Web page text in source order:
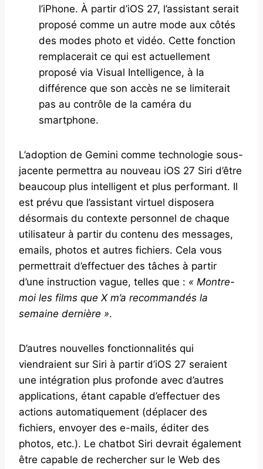
l’iPhone. À partir d’iOS 27, l’assistant serait
proposé comme un autre mode aux côtés
des modes photo et vidéo. Cette fonction
remplacerait ce qui est actuellement
proposé via Visual Intelligence, à la
différence que son accès ne se limiterait
pas au contrôle de la caméra du
smartphone.
L’adoption de Gemini comme technologie sous-
jacente permettra au nouveau iOS 27 Siri d’être
beaucoup plus intelligent et plus performant. Il
est prévu que l’assistant virtuel disposera
désormais du contexte personnel de chaque
utilisateur à partir du contenu des messages,
emails, photos et autres fichiers. Cela vous
permettrait d’effectuer des tâches à partir
d’une instruction vague, telles que : « Montre-
moi les films que X m’a recommandés la
semaine dernière ».
D’autres nouvelles fonctionnalités qui
viendraient sur Siri à partir d’iOS 27 seraient
une intégration plus profonde avec d’autres
applications, étant capable d’effectuer des
actions automatiquement (déplacer des
fichiers, envoyer des e-mails, éditer des
photos, etc.). Le chatbot Siri devrait également
être capable de rechercher sur le Web des